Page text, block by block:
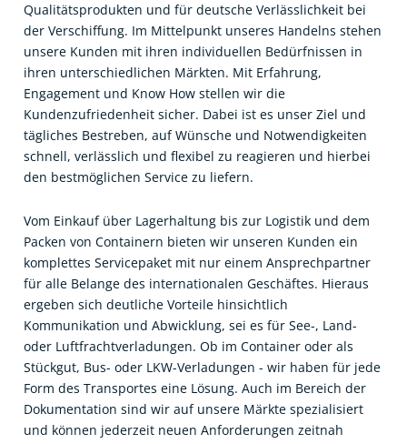
Qualitätsprodukten und für deutsche Verlässlichkeit bei
der Verschiffung. Im Mittelpunkt unseres Handelns stehen
unsere Kunden mit ihren individuellen Bedürfnissen in
ihren unterschiedlichen Märkten. Mit Erfahrung,
Engagement und Know How stellen wir die
Kundenzufriedenheit sicher. Dabei ist es unser Ziel und
tägliches Bestreben, auf Wünsche und Notwendigkeiten
schnell, verlässlich und flexibel zu reagieren und hierbei
den bestmöglichen Service zu liefern.
Vom Einkauf über Lagerhaltung bis zur Logistik und dem
Packen von Containern bieten wir unseren Kunden ein
komplettes Servicepaket mit nur einem Ansprechpartner
für alle Belange des internationalen Geschäftes. Hieraus
ergeben sich deutliche Vorteile hinsichtlich
Kommunikation und Abwicklung, sei es für See-, Land-
oder Luftfrachtverladungen. Ob im Container oder als
Stückgut, Bus- oder LKW-Verladungen - wir haben für jede
Form des Transportes eine Lösung. Auch im Bereich der
Dokumentation sind wir auf unsere Märkte spezialisiert
und können jederzeit neuen Anforderungen zeitnah